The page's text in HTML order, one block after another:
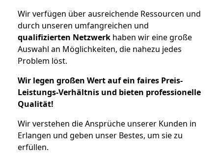
Wir verfügen über ausreichende Ressourcen und
durch unseren umfangreichen und
qualifizierten Netzwerk haben wir eine große
Auswahl an Möglichkeiten, die nahezu jedes
Problem löst.
Wir legen großen Wert auf ein faires Preis-
Leistungs-Verhältnis und bieten professionelle
Qualität!
Wir verstehen die Ansprüche unserer Kunden in
Erlangen und geben unser Bestes, um sie zu
erfüllen.